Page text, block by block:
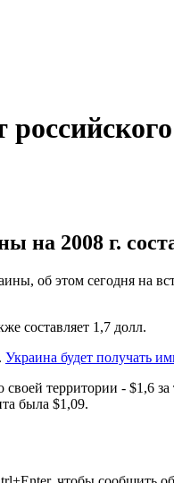
на 2008 г.
об этом сегодня на
составляет 1,7 долл.
Украина будет получать
территории - $1,6
была $1,09.